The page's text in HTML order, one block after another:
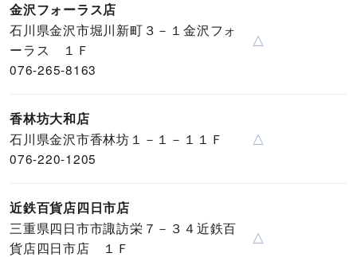
金沢フォーラス店
石川県金沢市堀川新町３－１金沢フォ
ーラス １Ｆ
076-265-8163
△
香林坊大和店
石川県金沢市香林坊１－１－１１Ｆ
076-220-1205
△
近鉄百貨店四日市店
三重県四日市市諏訪栄７－３４近鉄百
貨店四日市店 １Ｆ
△